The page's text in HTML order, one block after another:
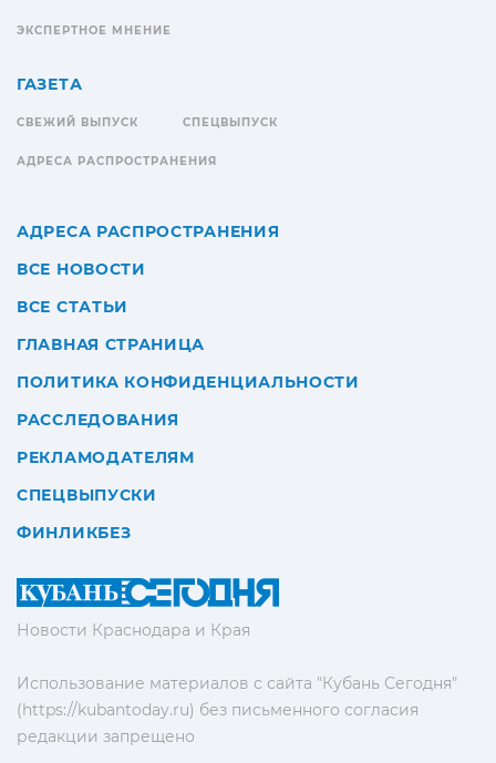
Новости Краснодара и Края
Использование материалов с сайта "Кубань Сегодня"
(https://kubantoday.ru) без письменного согласия
редакции запрещено
ЭКСПЕРТНОЕ МНЕНИЕ
ГАЗЕТА
СВЕЖИЙ ВЫПУСК СПЕЦВЫПУСК
АДРЕСА РАСПРОСТРАНЕНИЯ
АДРЕСА РАСПРОСТРАНЕНИЯ
ВСЕ НОВОСТИ
ВСЕ СТАТЬИ
ГЛАВНАЯ СТРАНИЦА
ПОЛИТИКА КОНФИДЕНЦИАЛЬНОСТИ
РАССЛЕДОВАНИЯ
РЕКЛАМОДАТЕЛЯМ
СПЕЦВЫПУСКИ
ФИНЛИКБЕЗ